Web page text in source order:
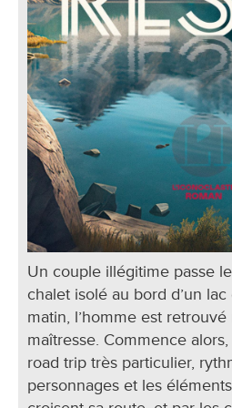
Un couple illégitime passe
chalet isolé au bord d’un
matin, l’homme est
maîtresse. Commence
road trip très particulier,
personnages et les